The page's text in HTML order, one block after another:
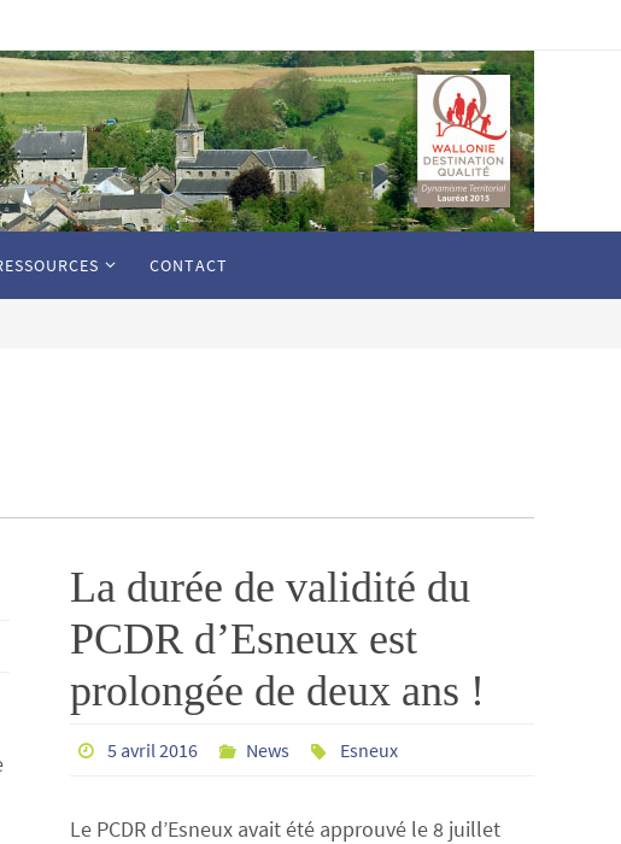
CONTACT
La durée de validité du
PCDR d’Esneux est
prolongée de deux ans !
5 avril 2016 News Esneux
Le PCDR d’Esneux avait été approuvé le 8 juillet